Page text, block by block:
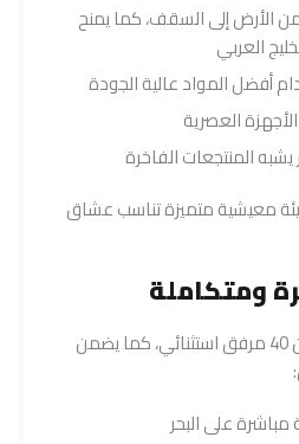
من الأرض إلى السقف، كما يمنح
العربي
أفضل المواد عالية الجودة
العصرية
المنتجعات الفاخرة
معيشية متميزة تناسب عشاق
ومتكاملة
يقدم مشروع أوشنز أكثر من 40 مرفق استثنائي، كما يضمن
مباشرة على البحر